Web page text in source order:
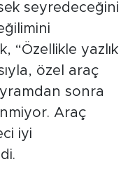
seyredeceğini
“Özellikle yazlık
özel araç
sonra
Araç
iyi